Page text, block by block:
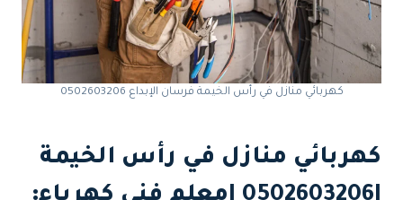
كهربائي منازل في رأس الخيمة فرسان الإبداع 0502603206
كهربائي منازل في رأس الخيمة